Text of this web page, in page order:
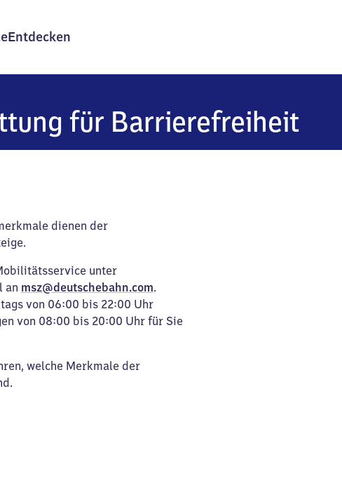
Entdecken
für Barrierefreiheit
dienen der
unter
an msz@deutschebahn.com.
von 06:00 bis 22:00 Uhr
von 08:00 bis 20:00 Uhr für Sie
welche Merkmale der